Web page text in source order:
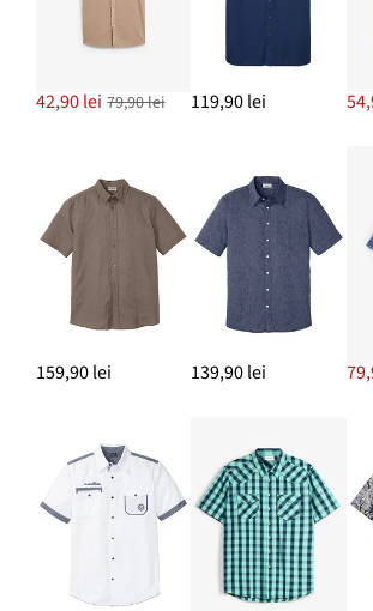
Blugi drepți regular fit,
ADAUGĂ ÎN COȘ
42,90 lei 79,90 lei 119,90 lei
159,90 lei 139,90 lei